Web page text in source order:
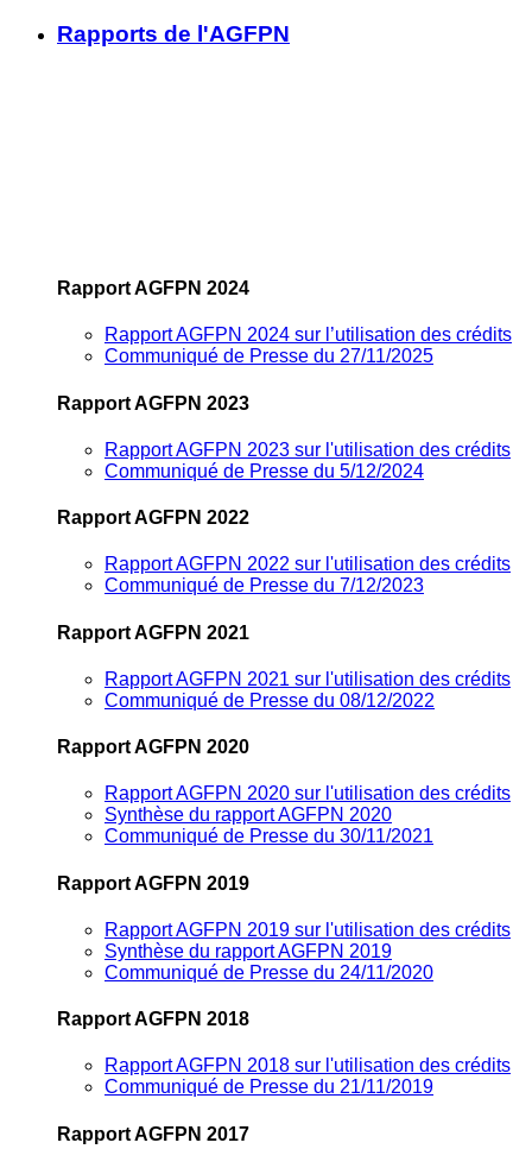
Rapports de l'AGFPN
Rapport AGFPN 2024
Rapport AGFPN 2024 sur l’utilisation des crédits
Communiqué de Presse du 27/11/2025
Rapport AGFPN 2023
Rapport AGFPN 2023 sur l'utilisation des crédits
Communiqué de Presse du 5/12/2024
Rapport AGFPN 2022
Rapport AGFPN 2022 sur l'utilisation des crédits
Communiqué de Presse du 7/12/2023
Rapport AGFPN 2021
Rapport AGFPN 2021 sur l'utilisation des crédits
Communiqué de Presse du 08/12/2022
Rapport AGFPN 2020
Rapport AGFPN 2020 sur l'utilisation des crédits
Synthèse du rapport AGFPN 2020
Communiqué de Presse du 30/11/2021
Rapport AGFPN 2019
Rapport AGFPN 2019 sur l'utilisation des crédits
Synthèse du rapport AGFPN 2019
Communiqué de Presse du 24/11/2020
Rapport AGFPN 2018
Rapport AGFPN 2018 sur l'utilisation des crédits
Communiqué de Presse du 21/11/2019
Rapport AGFPN 2017